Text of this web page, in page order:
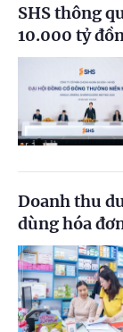
SHS thông
10.000 tỷ
Doanh thu
dùng hóa